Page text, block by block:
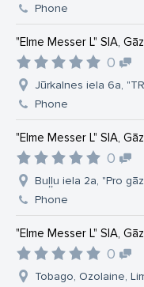
Phone
"Elme Messer L" SIA,
0
Jūrkalnes iela 6a,
Phone
"Elme Messer L" SIA,
0
Buļļu iela 2a, "Pro
Phone
"Elme Messer L" SIA,
0
Tobago, Ozolaine,